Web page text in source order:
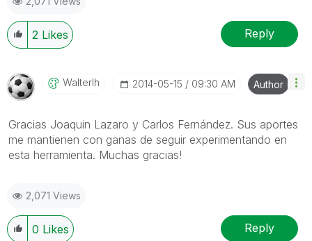
2 Likes Reply
Walterlh ‎2014-05-15 09:30 AM Author
Gracias Joaquin Lazaro y Carlos Fernández. Sus aportes
me mantienen con ganas de seguir experimentando en
esta herramienta. Muchas gracias!
2,071 Views
0 Likes Reply